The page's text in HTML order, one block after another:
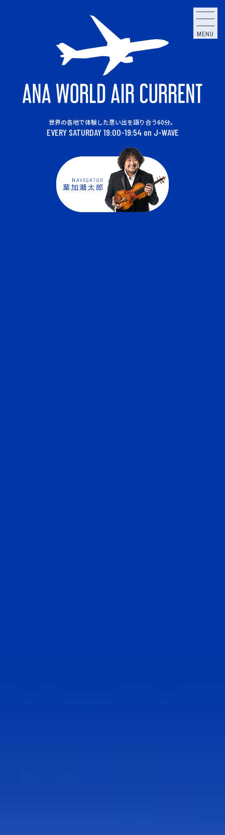
MENU
世界の各地で体験した思い出を語り合う60分。
EVERY SATURDAY 19:00-19:54 on J-WAVE